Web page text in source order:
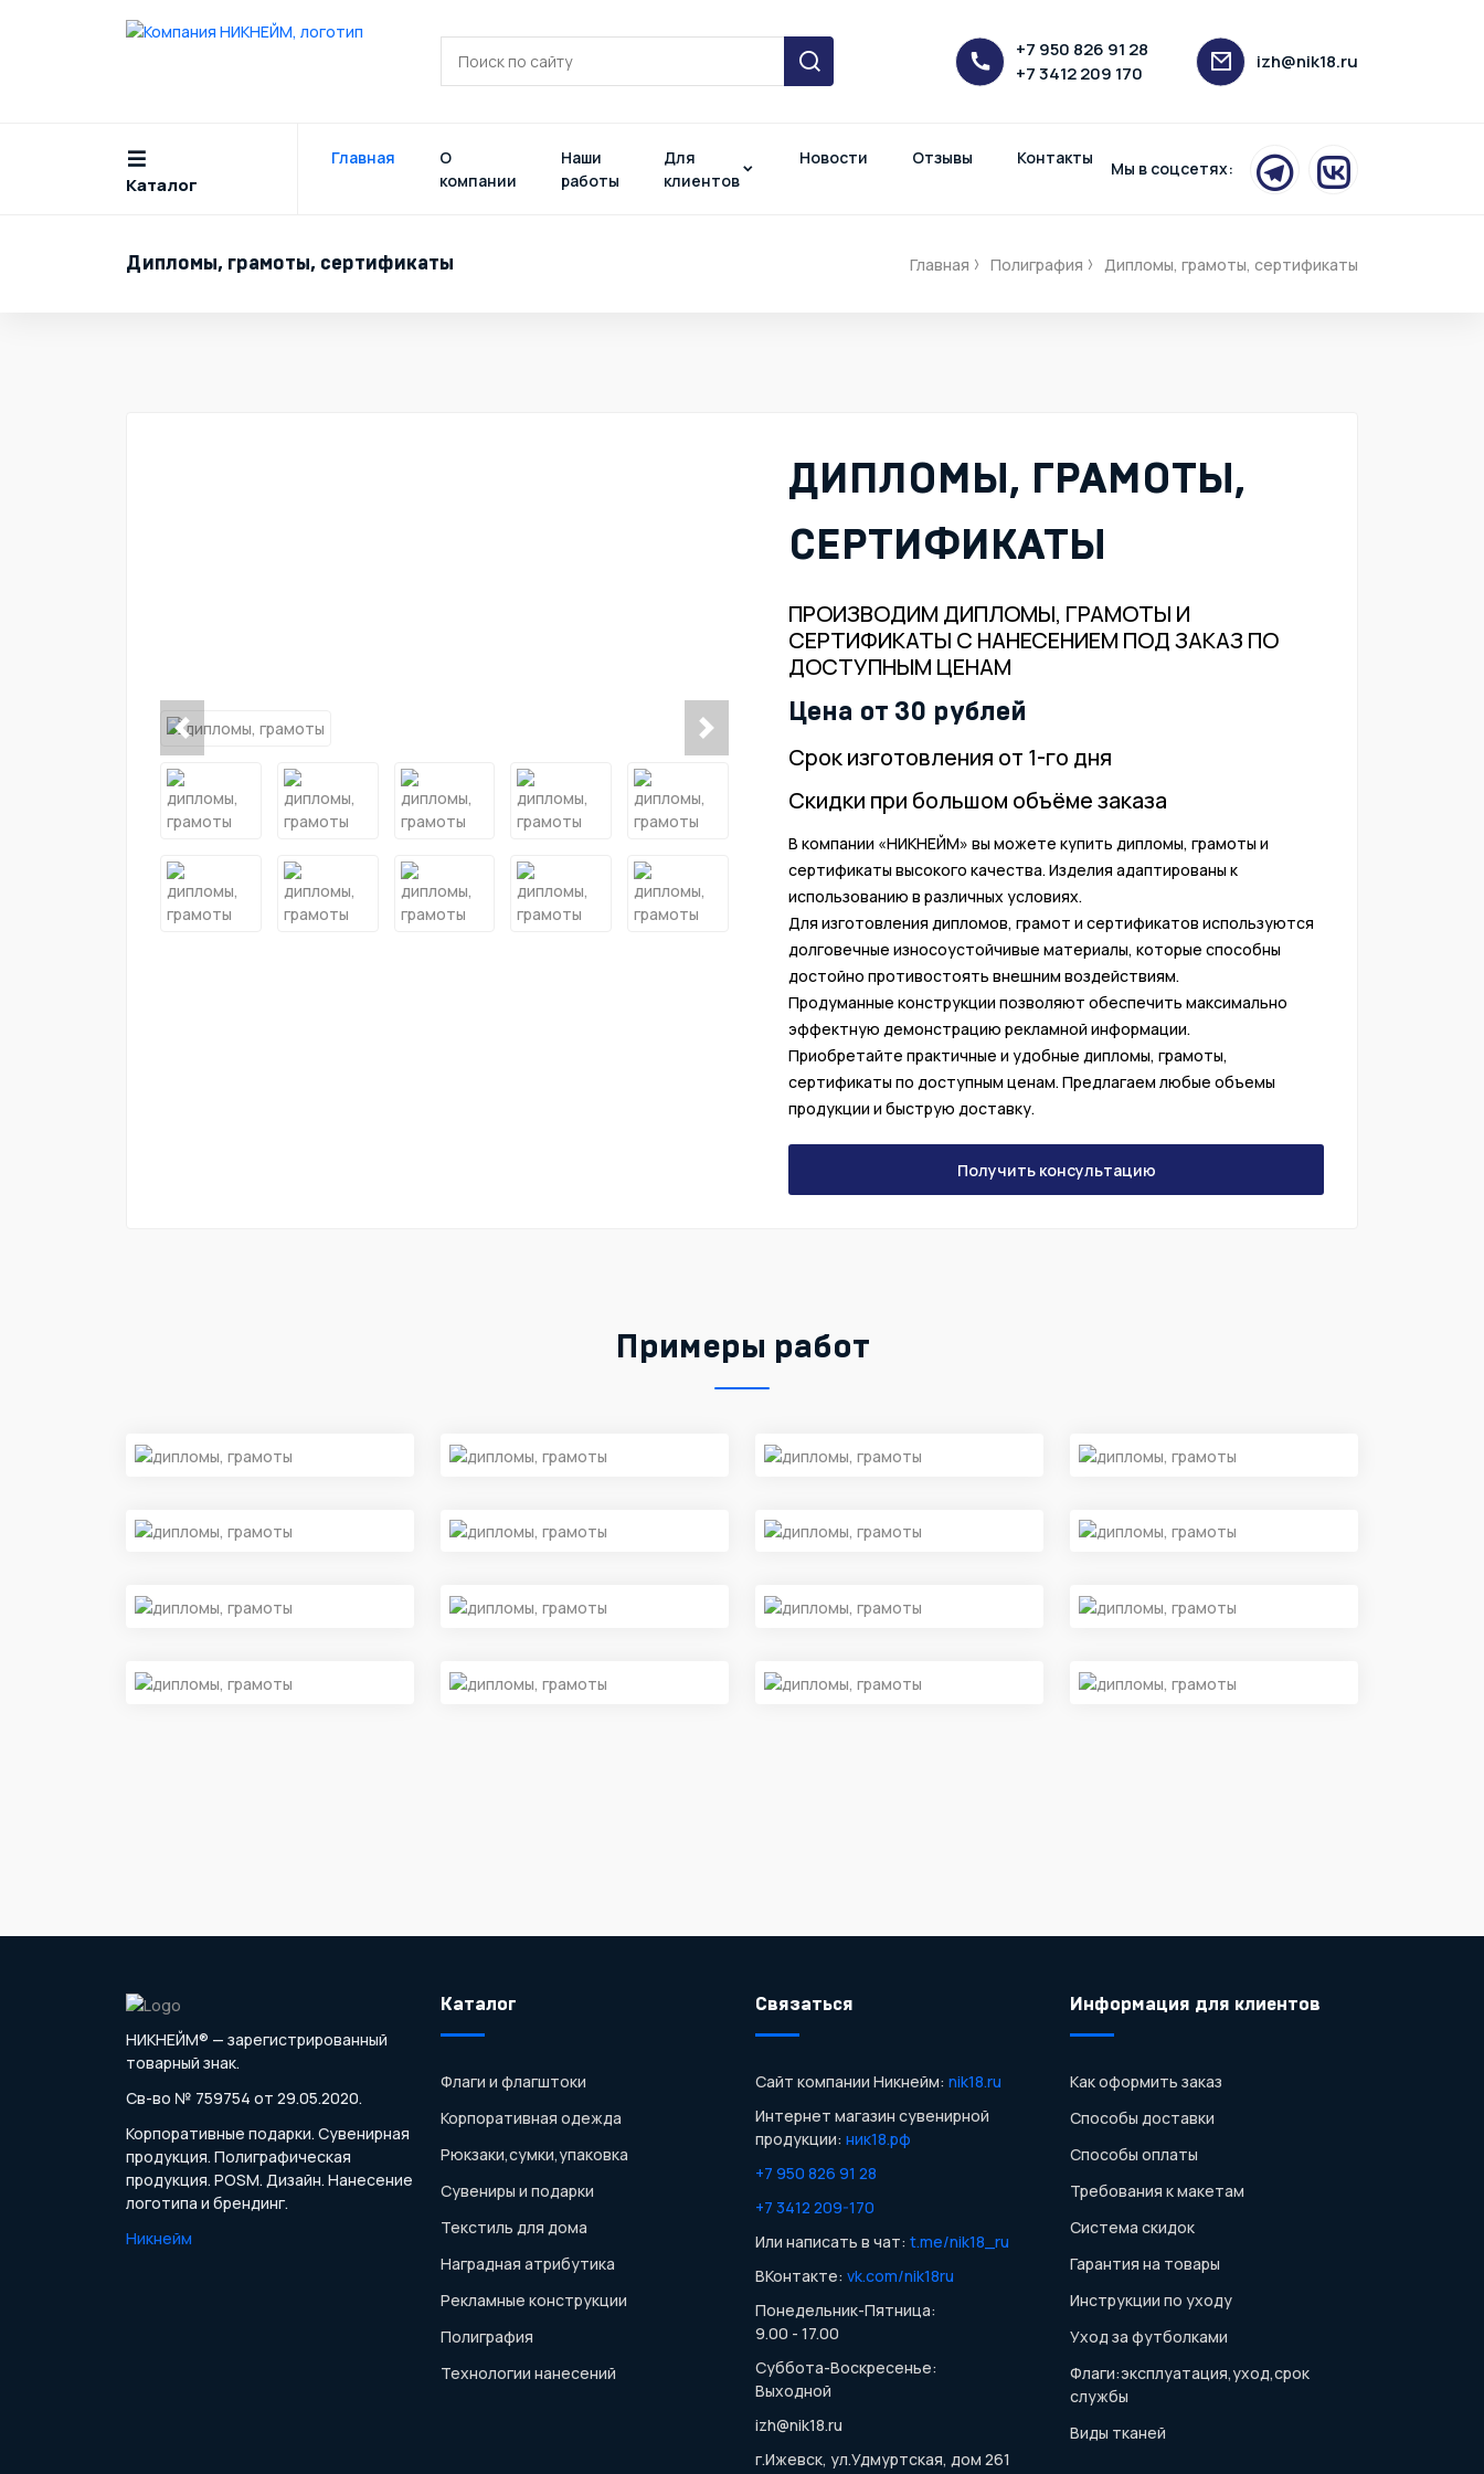
+7 950 826 91 28
+7 3412 209 170
izh@nik18.ru
Каталог
Главная
О
компании
Наши
работы
Для
клиентов
Новости Отзывы Контакты
Мы в соцсетях:
Дипломы, грамоты, сертификаты Главная Полиграфия Дипломы, грамоты, сертификаты
ДИПЛОМЫ, ГРАМОТЫ,
СЕРТИФИКАТЫ
ПРОИЗВОДИМ ДИПЛОМЫ, ГРАМОТЫ И
СЕРТИФИКАТЫ С НАНЕСЕНИЕМ ПОД ЗАКАЗ ПО
ДОСТУПНЫМ ЦЕНАМ
Цена от 30 рублей
Срок изготовления от 1-го дня
Скидки при большом объёме заказа
В компании «НИКНЕЙМ» вы можете купить дипломы, грамоты и
сертификаты высокого качества. Изделия адаптированы к
использованию в различных условиях.
Для изготовления дипломов, грамот и сертификатов используются
долговечные износоустойчивые материалы, которые способны
достойно противостоять внешним воздействиям.
Продуманные конструкции позволяют обеспечить максимально
эффектную демонстрацию рекламной информации.
Приобретайте практичные и удобные дипломы, грамоты,
сертификаты по доступным ценам. Предлагаем любые объемы
продукции и быструю доставку.
Получить консультацию
Примеры работ
НИКНЕЙМ® — зарегистрированный
товарный знак.
Св-во № 759754 от 29.05.2020.
Корпоративные подарки. Сувенирная
продукция. Полиграфическая
продукция. POSM. Дизайн. Нанесение
логотипа и брендинг.
Никнейм
Каталог
Флаги и флагштоки
Корпоративная одежда
Рюкзаки,сумки,упаковка
Сувениры и подарки
Текстиль для дома
Наградная атрибутика
Рекламные конструкции
Полиграфия
Технологии нанесений
Связаться
Сайт компании Никнейм: nik18.ru
Интернет магазин сувенирной
продукции: ник18.рф
+7 950 826 91 28
+7 3412 209-170
Или написать в чат: t.me/nik18_ru
ВКонтакте: vk.com/nik18ru
Понедельник-Пятница:
9.00 - 17.00
Суббота-Воскресенье:
Выходной
izh@nik18.ru
г.Ижевск, ул.Удмуртская, дом 261
Информация для клиентов
Как оформить заказ
Способы доставки
Способы оплаты
Требования к макетам
Система скидок
Гарантия на товары
Инструкции по уходу
Уход за футболками
Флаги:эксплуатация,уход,срок
службы
Виды тканей